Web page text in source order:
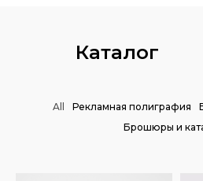
Каталог
All Рекламная полиграфия
Брошюры и